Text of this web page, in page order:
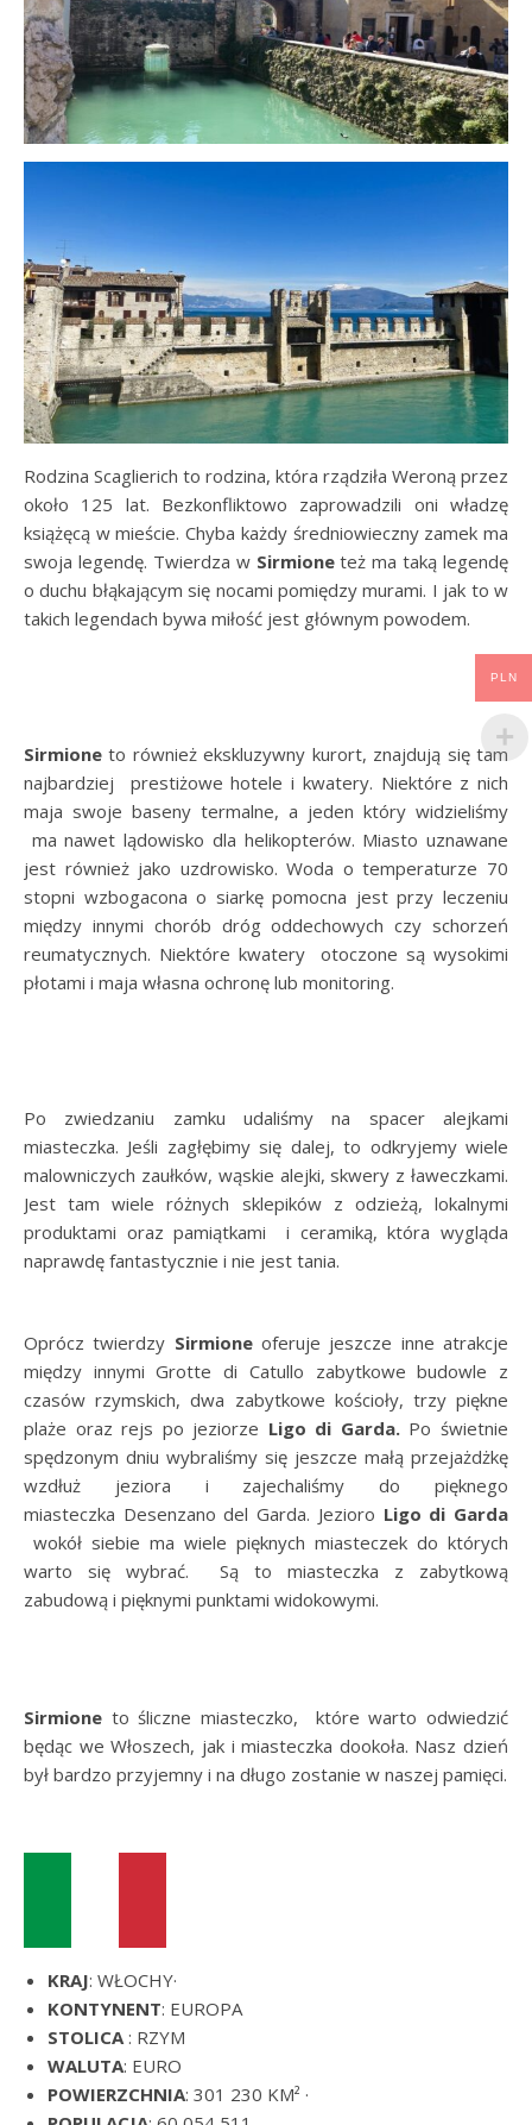
Rodzina Scaglierich to rodzina, która rządziła Weroną przez
około 125 lat. Bezkonfliktowo zaprowadzili oni władzę
książęcą w mieście. Chyba każdy średniowieczny zamek ma
swoja legendę. Twierdza w Sirmioneteż ma taką legendę
o duchu błąkającym się nocami pomiędzy murami. I jak to w
takich legendach bywa miłość jest głównym powodem.
Sirmione to również ekskluzywny kurort, znajdują się tam
najbardziej prestiżowe hotele i kwatery. Niektóre z nich
maja swoje baseny termalne, a jeden który widzieliśmy
ma nawet lądowisko dla helikopterów. Miasto uznawane
jest również jako uzdrowisko. Woda o temperaturze 70
stopni wzbogacona o siarkę pomocna jest przy leczeniu
między innymi chorób dróg oddechowych czy schorzeń
reumatycznych. Niektóre kwatery otoczone są wysokimi
płotami i maja własna ochronę lub monitoring.
Po zwiedzaniu zamku udaliśmy na spacer alejkami
miasteczka. Jeśli zagłębimy się dalej, to odkryjemy wiele
malowniczych zaułków, wąskie alejki, skwery z ławeczkami.
Jest tam wiele różnych sklepików z odzieżą, lokalnymi
produktami oraz pamiątkami i ceramiką, która wygląda
naprawdę fantastycznie i nie jest tania.
Oprócz twierdzy Sirmioneoferuje jeszcze inne atrakcje
między innymi Grotte di Catullo zabytkowe budowle z
czasów rzymskich, dwa zabytkowe kościoły, trzy piękne
plaże oraz rejs po jeziorze Ligo di Garda. Po świetnie
spędzonym dniu wybraliśmy się jeszcze małą przejażdżkę
wzdłuż jeziora i zajechaliśmy do pięknego
miasteczka Desenzano del Garda. Jezioro Ligo di Garda
wokół siebie ma wiele pięknych miasteczek do których
warto się wybrać. Są to miasteczka z zabytkową
zabudową i pięknymi punktami widokowymi.
Sirmione to śliczne miasteczko, które warto odwiedzić
będąc we Włoszech, jak i miasteczka dookoła. Nasz dzień
był bardzo przyjemny i na długo zostanie w naszej pamięci.
KRAJ: WŁOCHY·
KONTYNENT: EUROPA
STOLICA : RZYM
WALUTA: EURO
POWIERZCHNIA: 301 230 KM² ·
PLN